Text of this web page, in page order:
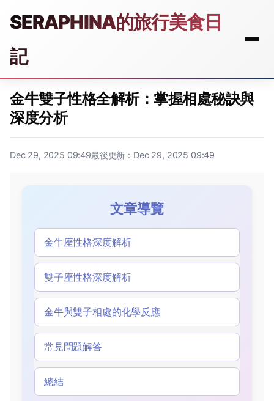
SERAPHINA的旅行美食日
記
金牛雙子性格全解析：掌握相處秘訣與
深度分析
Dec 29, 2025 09:49最後更新：Dec 29, 2025 09:49
文章導覽
金牛座性格深度解析
雙子座性格深度解析
金牛與雙子相處的化學反應
常見問題解答
總結